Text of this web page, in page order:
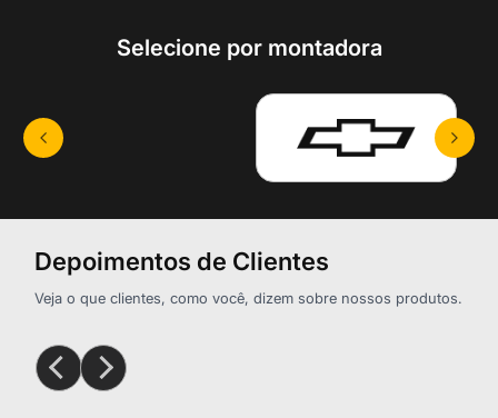
Selecione por montadora
Depoimentos de Clientes
Veja o que clientes, como você, dizem sobre nossos produtos.